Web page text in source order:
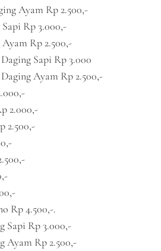
Ayam Rp 2.500,-
Rp 3.000,-
Rp 2.500,-
Sapi Rp 3.000
Ayam Rp 2.500,-
2.000,-
2.500,-
Rp 4.500,-.
Sapi Rp 3.000,-
Ayam Rp 2.500,-